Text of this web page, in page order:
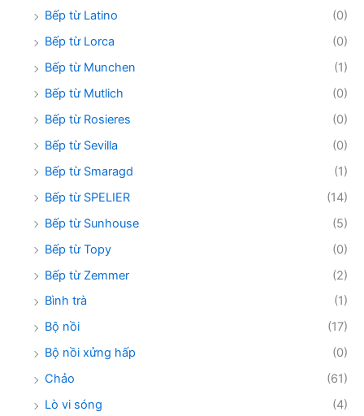
Bếp từ Latino
(0)
Bếp từ Lorca
(0)
Bếp từ Munchen
(1)
Bếp từ Mutlich
(0)
Bếp từ Rosieres
(0)
Bếp từ Sevilla
(0)
Bếp từ Smaragd
(1)
Bếp từ SPELIER
(14)
Bếp từ Sunhouse
(5)
Bếp từ Topy
(0)
Bếp từ Zemmer
(2)
Bình trà
(1)
Bộ nồi
(17)
Bộ nồi xửng hấp
(0)
Chảo
(61)
Lò vi sóng
(4)